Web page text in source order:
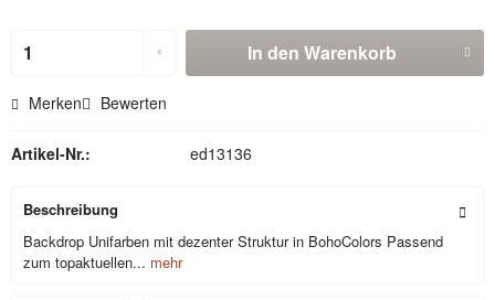
In den Warenkorb
Merken Bewerten
Artikel-Nr.: ed13136
Beschreibung
Backdrop Unifarben mit dezenter Struktur in BohoColors Passend
zum topaktuellen... mehr